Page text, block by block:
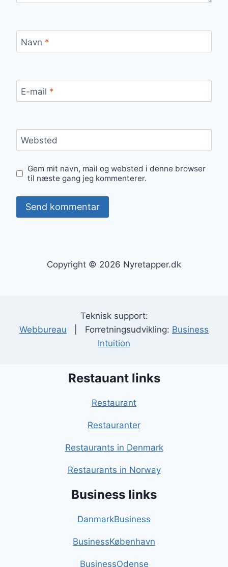
Navn *
E-mail *
Websted
Gem mit navn, mail og websted i denne browser
til næste gang jeg kommenterer.
Copyright © 2026 Nyretapper.dk
Teknisk support:
Webbureau | Forretningsudvikling: Business
Intuition
Restauant links
Restaurant
Restauranter
Restaurants in Denmark
Restaurants in Norway
Business links
DanmarkBusiness
BusinessKøbenhavn
BusinessOdense